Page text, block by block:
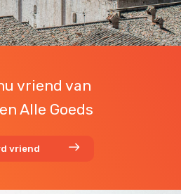
vriend van
Alle Goeds
vriend